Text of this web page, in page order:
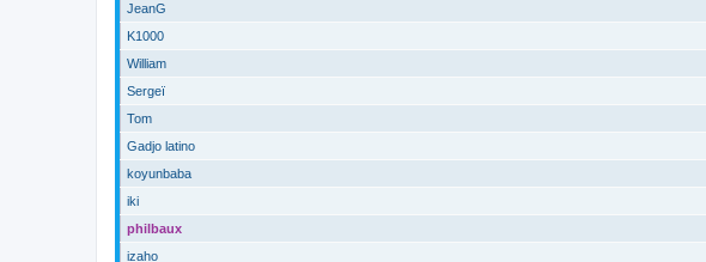
JeanG
K1000
William
Sergeï
Tom
Gadjo latino
koyunbaba
iki
philbaux
izaho